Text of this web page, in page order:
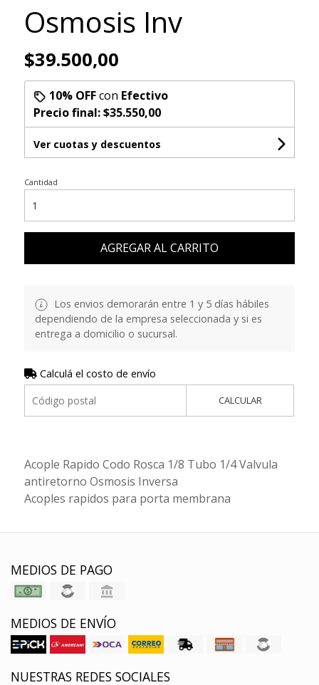
Osmosis Inv
$39.500,00
10% OFFcon Efectivo
Precio final:$35.550,00
Ver cuotas y descuentos
Cantidad
AGREGAR AL CARRITO
Los envios demorarán entre 1 y 5 días hábiles
dependiendo de la empresa seleccionada y si es
entrega a domicilio o sucursal.
Calculá el costo de envío
CALCULAR
Acople Rapido Codo Rosca 1/8 Tubo 1/4 Valvula
antiretorno Osmosis Inversa
Acoples rapidos para porta membrana
MEDIOS DE PAGO
MEDIOS DE ENVÍO
NUESTRAS REDES SOCIALES